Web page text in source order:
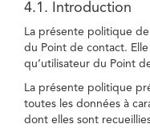
4.1. Introduction
La présente politique
du Point de contact.
qu’utilisateur du Point
La présente politique
toutes les données à
dont elles sont